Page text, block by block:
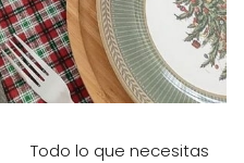
Todo lo que necesitas